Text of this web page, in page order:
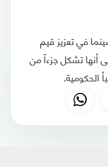
في تعزيز قيم
أنها تشكل جزءاً من
الحكومية.